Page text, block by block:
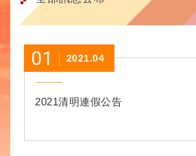
01 2021.04
2021清明連假公告